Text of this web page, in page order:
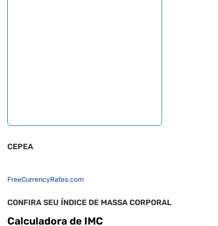
CEPEA
FreeCurrencyRates.com
CONFIRA SEU ÍNDICE DE MASSA CORPORAL
Calculadora de IMC